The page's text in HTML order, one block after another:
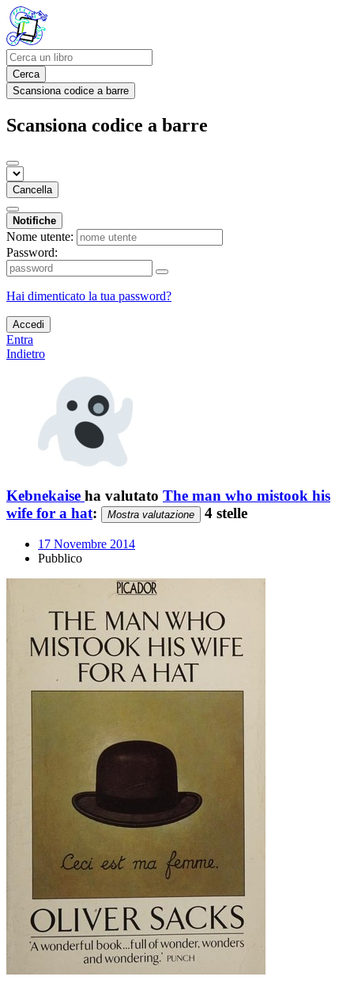
Cerca
Scansiona codice a barre
Scansiona codice a barre
Cancella
Notifiche
Nome utente:
Password:
Hai dimenticato la tua password?
Accedi
Entra
Indietro
Kebnekaise ha valutato The man who mistook his
wife for a hat: Mostra valutazione 4 stelle
17 Novembre 2014
Pubblico